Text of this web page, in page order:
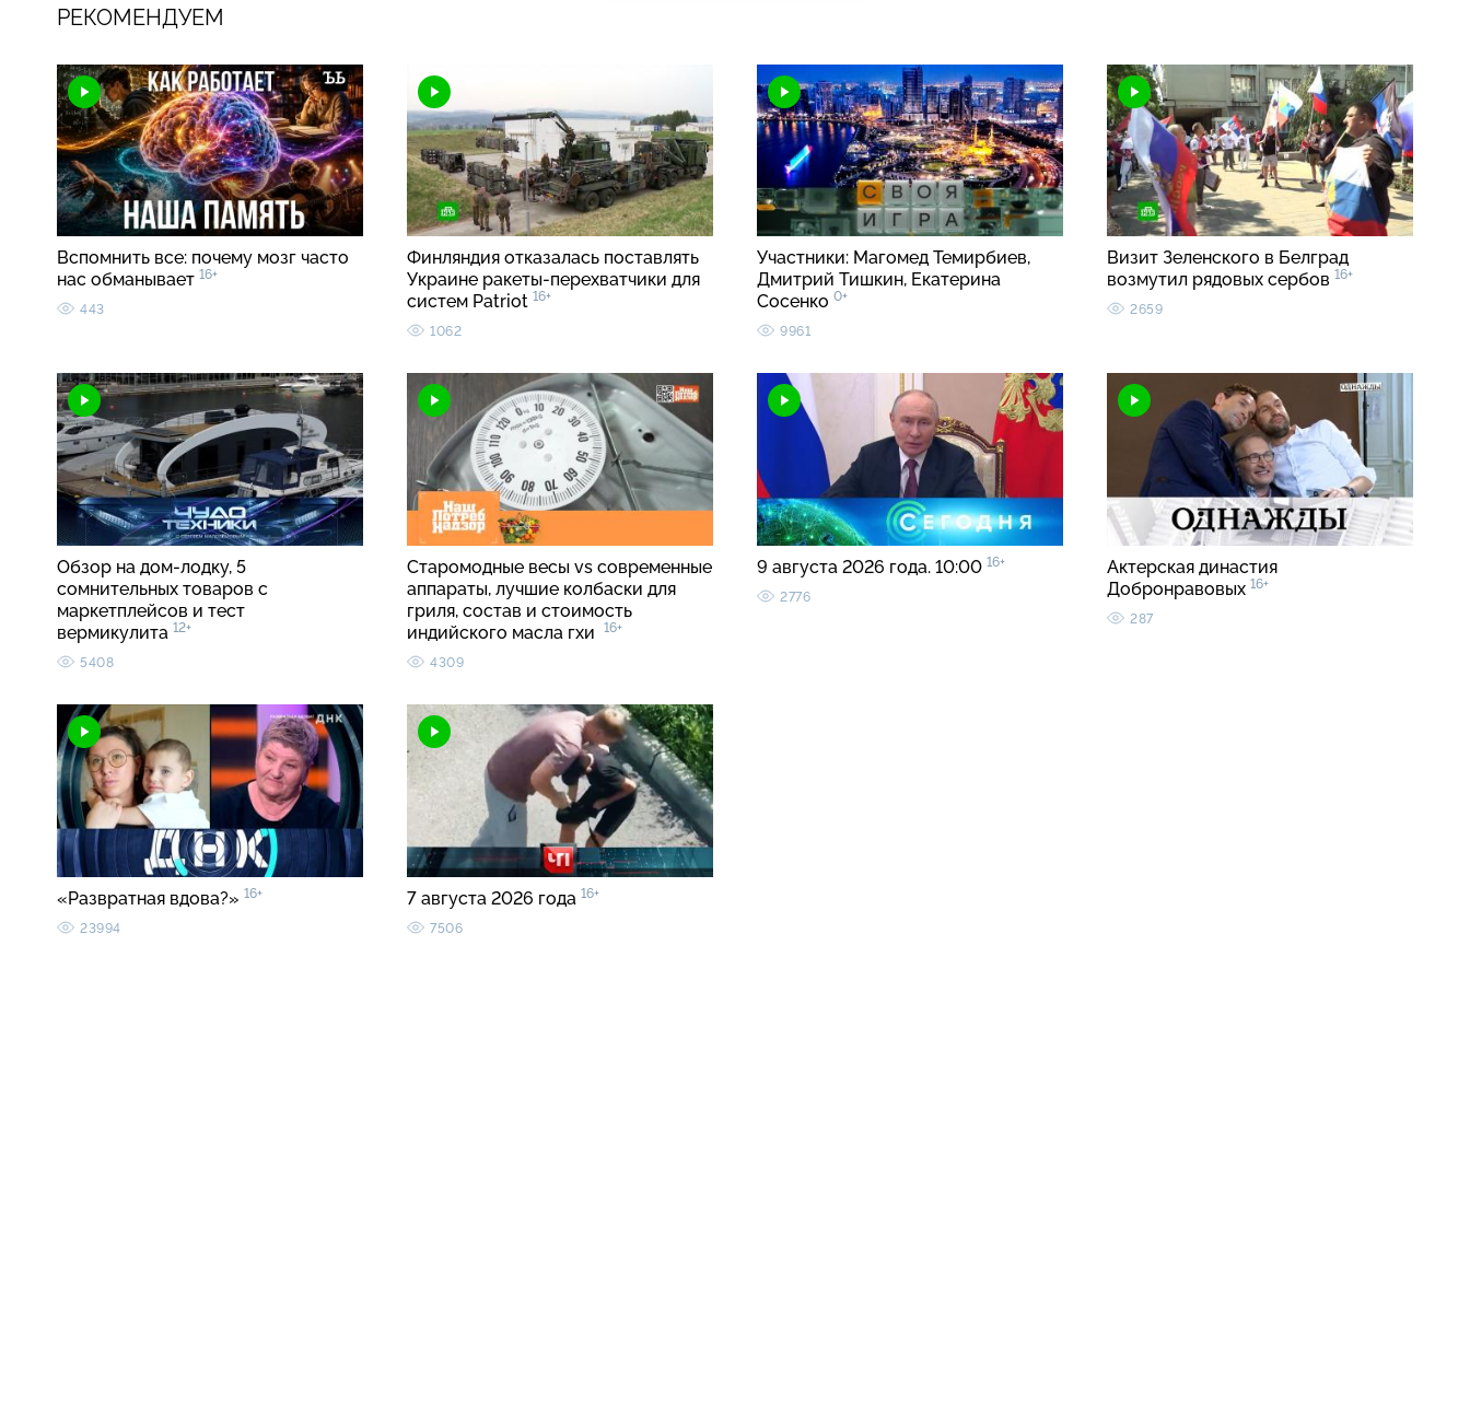
РЕКОМЕНДУЕМ
Вспомнить все: почему мозг часто
нас обманывает 16+
443
Финляндия отказалась поставлять
Украине ракеты-перехватчики для
систем Patriot 16+
1062
Участники: Магомед Темирбиев,
Дмитрий Тишкин, Екатерина
Сосенко 0+
9961
Визит Зеленского в Белград
возмутил рядовых сербов 16+
2659
Обзор на дом-лодку, 5
сомнительных товаров с
маркетплейсов и тест
вермикулита 12+
5408
Старомодные весы vs современные
аппараты, лучшие колбаски для
гриля, состав и стоимость
индийского масла гхи
16+
4309
9 августа 2026 года. 10:00 16+
2776
Актерская династия
Добронравовых 16+
287
«Развратная вдова?» 16+
23994
7 августа 2026 года 16+
7506